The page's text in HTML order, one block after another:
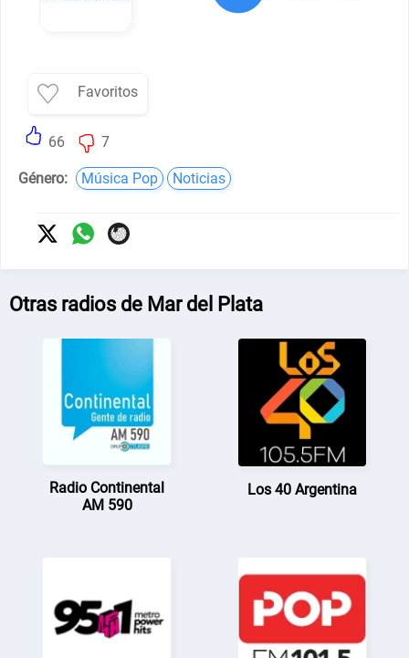
Favoritos
66 7
Género: Música Pop Noticias
Otras radios de Mar del Plata
Radio Continental
AM 590
Los 40 Argentina